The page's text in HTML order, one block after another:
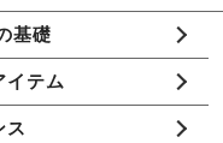
基礎
イテム
ス